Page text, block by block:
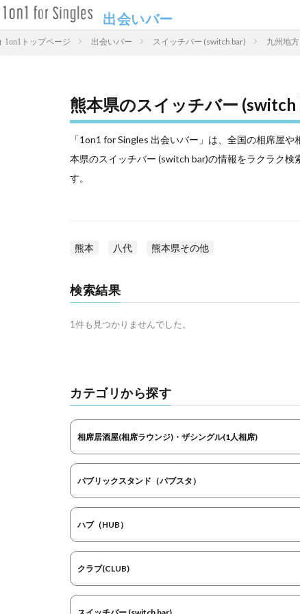
出会いバー
1on1トップページ 出会いバー スイッチバー (switch bar) 九州地方
熊本県のスイッチバー (switch
「1on1 for Singles 出会いバー」は、全国の相席屋
本県のスイッチバー (switch bar)の情報をラクラク
す。
熊本 八代 熊本県その他
検索結果
1件も見つかりませんでした。
カテゴリから探す
相席居酒屋(相席ラウンジ)・ザシングル(1人相席)
パブリックスタンド（パブスタ）
ハブ（HUB）
クラブ(CLUB)
スイッチバー (switch bar)